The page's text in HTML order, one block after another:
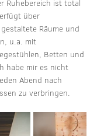
Ruhebereich ist total
über
Räume und
u.a. mit
Betten und
habe mir es nicht
Abend nach
zu verbringen.